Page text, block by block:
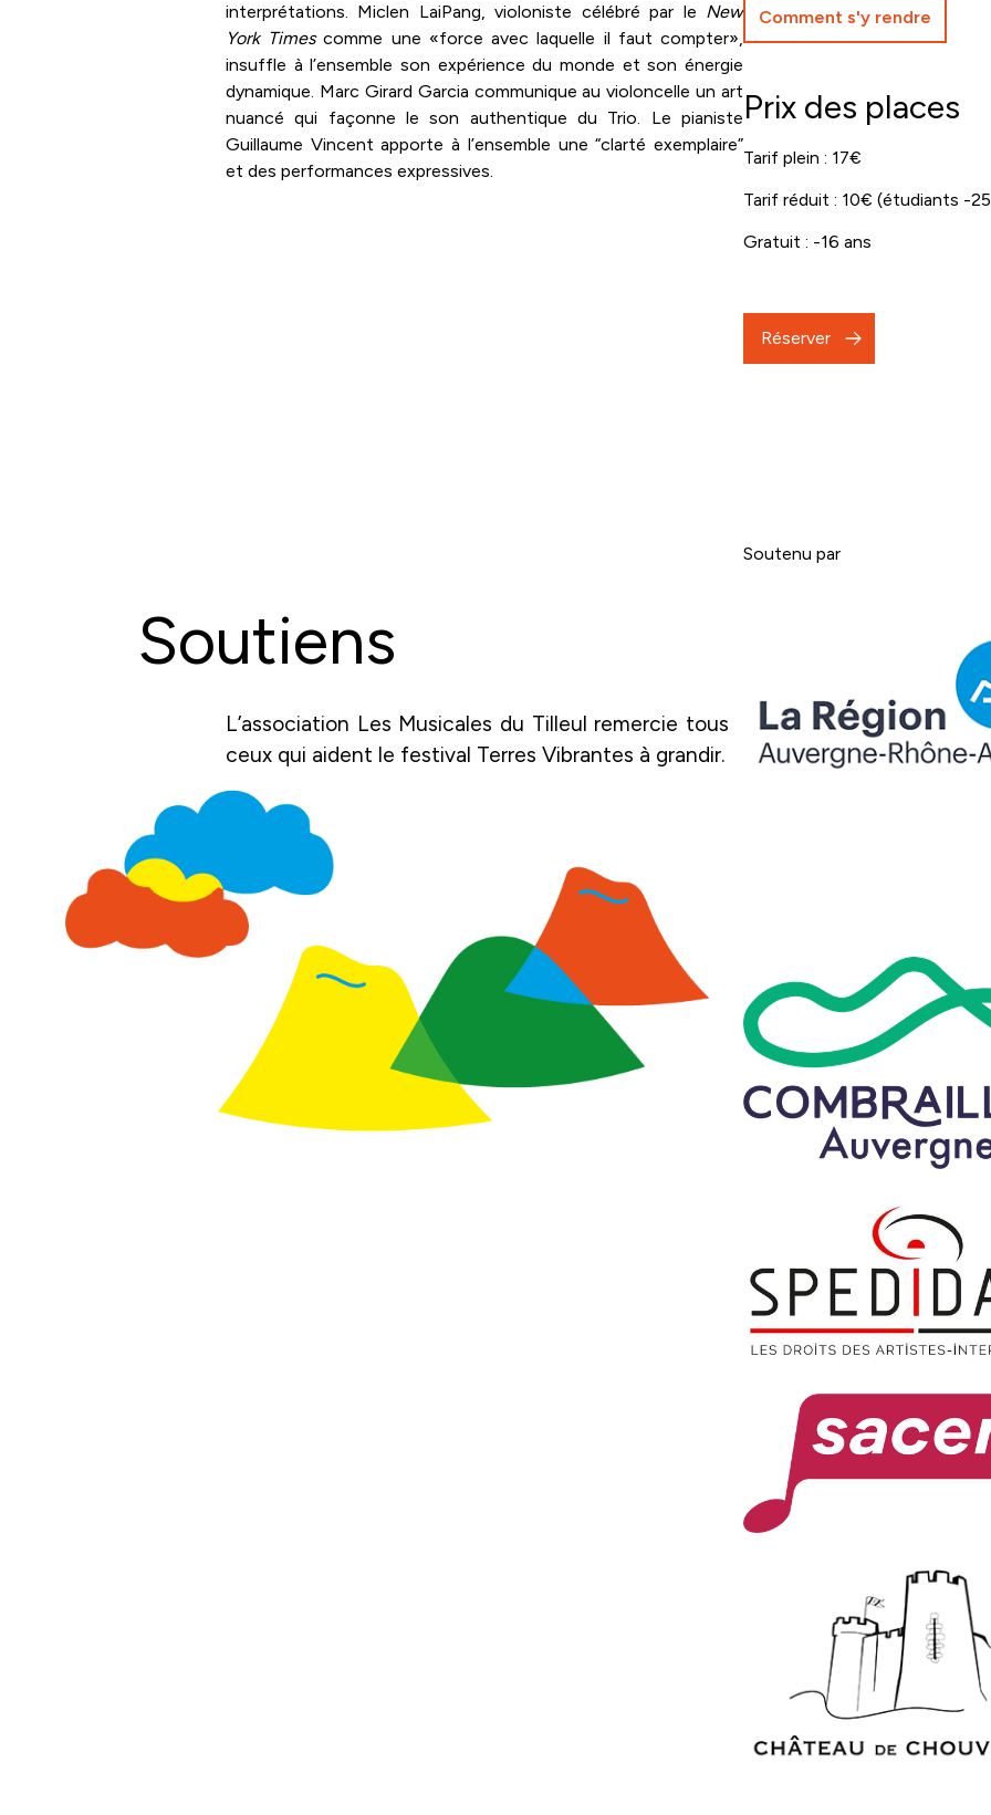
interprétations. Miclen LaiPang, violoniste célébré par le New
York Timescomme une «force avec laquelle il faut compter»,
insuffle à l’ensemble son expérience du monde et son énergie
dynamique. Marc Girard Garcia communique au violoncelle un art
nuancé qui façonne le son authentique du Trio. Le pianiste
Guillaume Vincent apporte à l’ensemble une “clarté exemplaire”
et des performances expressives.
Comment s'y rendre
Prix des places
Tarif plein : 17€
Tarif réduit : 10€ (étudiants -
Gratuit : -16 ans
Réserver
Soutiens
L’association Les Musicales du Tilleul remercie tous
ceux qui aident le festival Terres Vibrantes à grandir.
Soutenu par